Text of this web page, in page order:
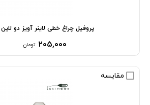
پروفیل چراغ خطی لاینر آویز دو لاین
۲۰۵,۰۰۰ تومان
مقایسه